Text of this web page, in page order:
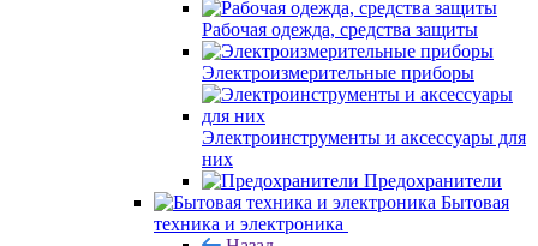
Рабочая одежда, средства защиты
Электроизмерительные приборы
Электроинструменты и аксессуары для
них
Предохранители
Бытовая
техника и электроника